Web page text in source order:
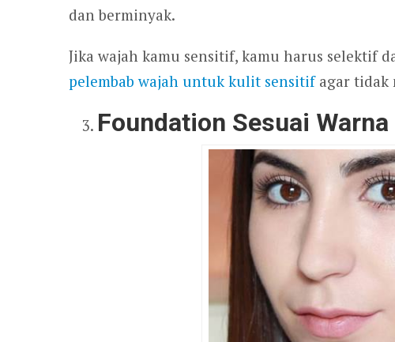
dan berminyak.
Jika wajah kamu sensitif, kamu harus selektif
pelembab wajah untuk kulit sensitifagar tidak
Foundation Sesuai